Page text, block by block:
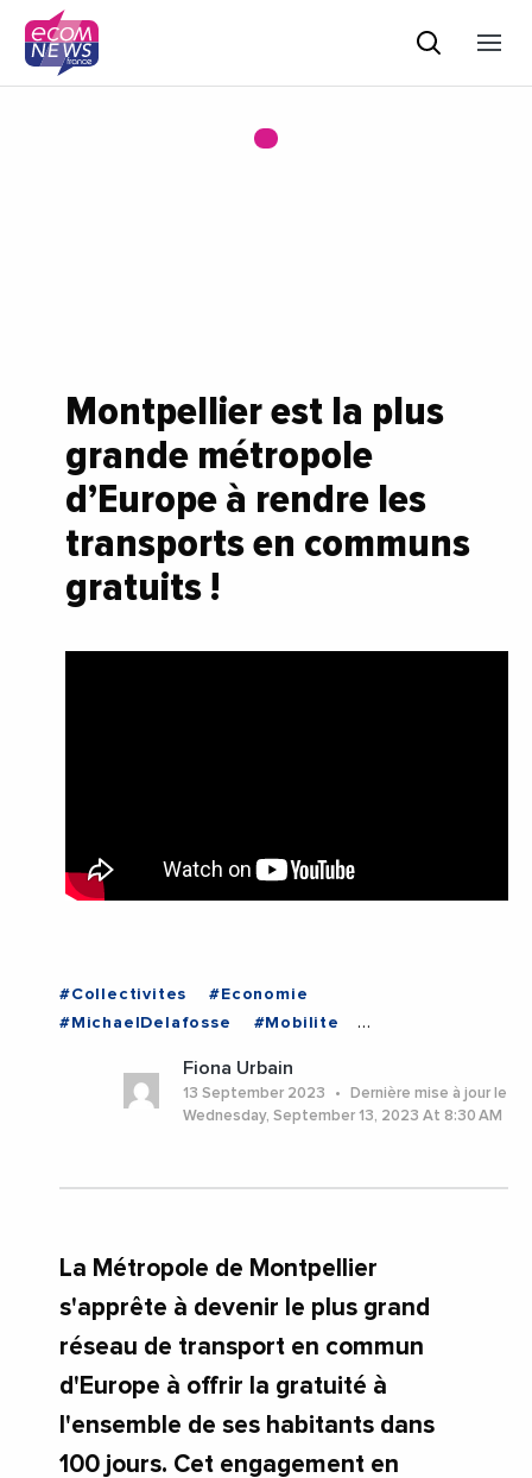
Montpellier est la plus
grande métropole
d’Europe à rendre les
transports en communs
gratuits !
#Collectivites
#Economie
#MichaelDelafosse
#Mobilite
#Herault #Montpellier
Fiona Urbain
13 September 2023
Dernière mise à jour le
Wednesday, September 13, 2023 At 8:30 AM
La Métropole de Montpellier
s'apprête à devenir le plus grand
réseau de transport en commun
d'Europe à offrir la gratuité à
l'ensemble de ses habitants dans
100 jours. Cet engagement en